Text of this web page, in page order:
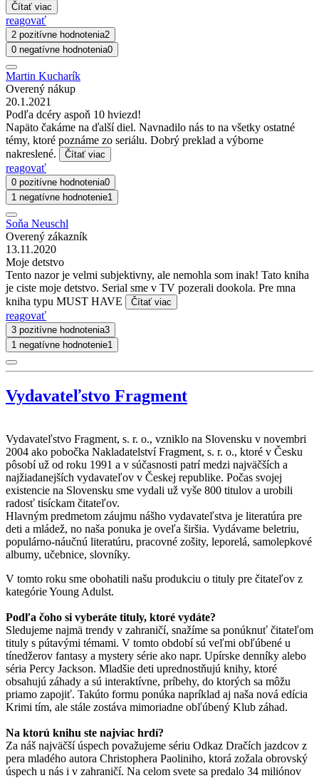
Čítať viac
reagovať
2 pozitívne hodnotenia2
0 negatívne hodnotenia0
Martin Kucharík
Overený nákup
20.1.2021
Podľa dcéry aspoň 10 hviezd!
Napäto čakáme na ďalší diel. Navnadilo nás to na všetky ostatné
témy, ktoré poznáme zo seriálu. Dobrý preklad a výborne
nakreslené.
Čítať viac
reagovať
0 pozitívne hodnotenia0
1 negatívne hodnotenie1
Soňa Neuschl
Overený zákazník
13.11.2020
Moje detstvo
Tento nazor je velmi subjektivny, ale nemohla som inak! Tato kniha
je ciste moje detstvo. Serial sme v TV pozerali dookola. Pre mna
kniha typu MUST HAVE
Čítať viac
reagovať
3 pozitívne hodnotenia3
1 negatívne hodnotenie1
Vydavateľstvo Fragment
Vydavateľstvo Fragment, s. r. o., vzniklo na Slovensku v novembri
2004 ako pobočka Nakladatelství Fragment, s. r. o., ktoré v Česku
pôsobí už od roku 1991 a v súčasnosti patrí medzi najväčších a
najžiadanejších vydavateľov v Českej republike. Počas svojej
existencie na Slovensku sme vydali už vyše 800 titulov a urobili
radosť tisíckam čitateľov.
Hlavným predmetom záujmu nášho vydavateľstva je literatúra pre
deti a mládež, no naša ponuka je oveľa širšia. Vydávame beletriu,
populárno-náučnú literatúru, pracovné zošity, leporelá, samolepkové
albumy, učebnice, slovníky.
V tomto roku sme obohatili našu produkciu o tituly pre čitateľov z
kategórie Young Adulst.
Podľa čoho si vyberáte tituly, ktoré vydáte?
Sledujeme najmä trendy v zahraničí, snažíme sa ponúknuť čitateľom
tituly s pútavými témami. V tomto období sú veľmi obľúbené u
tínedžerov fantasy a mystery série ako napr. Upírske denníky alebo
séria Percy Jackson. Mladšie deti uprednostňujú knihy, ktoré
obsahujú záhady a sú interaktívne, príbehy, do ktorých sa môžu
priamo zapojiť. Takúto formu ponúka napríklad aj naša nová edícia
Krimi tím, ale stále zostáva mimoriadne obľúbený Klub záhad.
Na ktorú knihu ste najviac hrdí?
Za náš najväčší úspech považujeme sériu Odkaz Dračích jazdcov z
pera mladého autora Christophera Paoliniho, ktorá zožala obrovský
úspech u nás i v zahraničí. Na celom svete sa predalo 34 miliónov